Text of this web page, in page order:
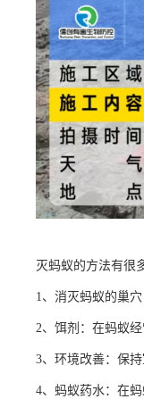
灭蚂蚁的方法有很
1、消灭蚂蚁的巢
2、饵剂：在蚂蚁
3、环境改善：保
4、蚂蚁药水：在